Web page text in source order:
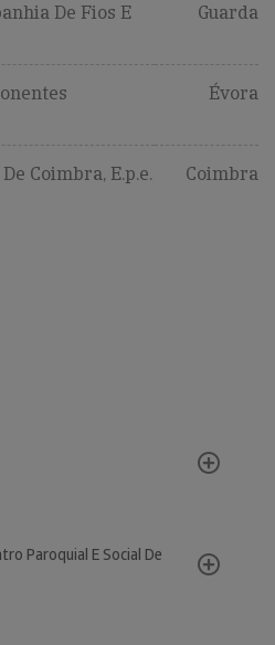
De Fios E
Guarda
Évora
Coimbra, E.p.e. Coimbra
Paroquial E Social De